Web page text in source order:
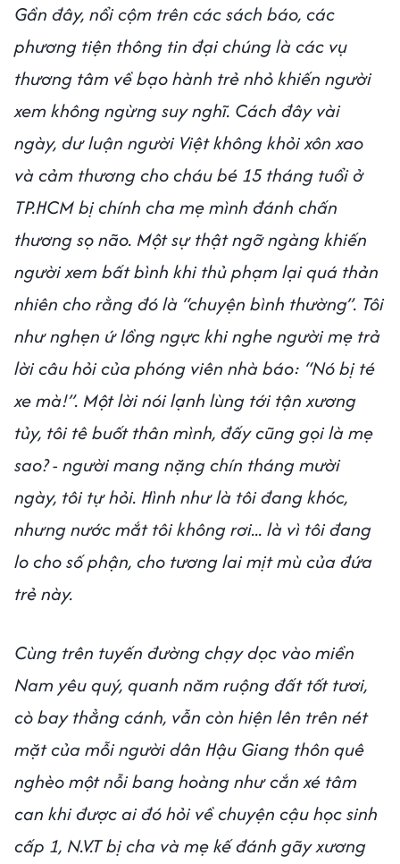
Gần đây, nổi cộm trên các sách báo, các
phương tiện thông tin đại chúng là các vụ
thương tâm về bạo hành trẻ nhỏ khiến người
xem không ngừng suy nghĩ. Cách đây vài
ngày, dư luận người Việt không khỏi xôn xao
và cảm thương cho cháu bé 15 tháng tuổi ở
TP.HCM bị chính cha mẹ mình đánh chấn
thương sọ não. Một sự thật ngỡ ngàng khiến
người xem bất bình khi thủ phạm lại quá thản
nhiên cho rằng đó là “chuyện bình thường”. Tôi
như nghẹn ứ lồng ngực khi nghe người mẹ trả
lời câu hỏi của phóng viên nhà báo: “Nó bị té
xe mà!”. Một lời nói lạnh lùng tới tận xương
tủy, tôi tê buốt thân mình, đấy cũng gọi là mẹ
sao? - người mang nặng chín tháng mười
ngày, tôi tự hỏi. Hình như là tôi đang khóc,
nhưng nước mắt tôi không rơi... là vì tôi đang
lo cho số phận, cho tương lai mịt mù của đứa
trẻ này.
Cùng trên tuyến đường chạy dọc vào miền
Nam yêu quý, quanh năm ruộng đất tốt tươi,
cò bay thẳng cánh, vẫn còn hiện lên trên nét
mặt của mỗi người dân Hậu Giang thôn quê
nghèo một nỗi bang hoàng như cắn xé tâm
can khi được ai đó hỏi về chuyện cậu học sinh
cấp 1, N.V.T bị cha và mẹ kế đánh gãy xương